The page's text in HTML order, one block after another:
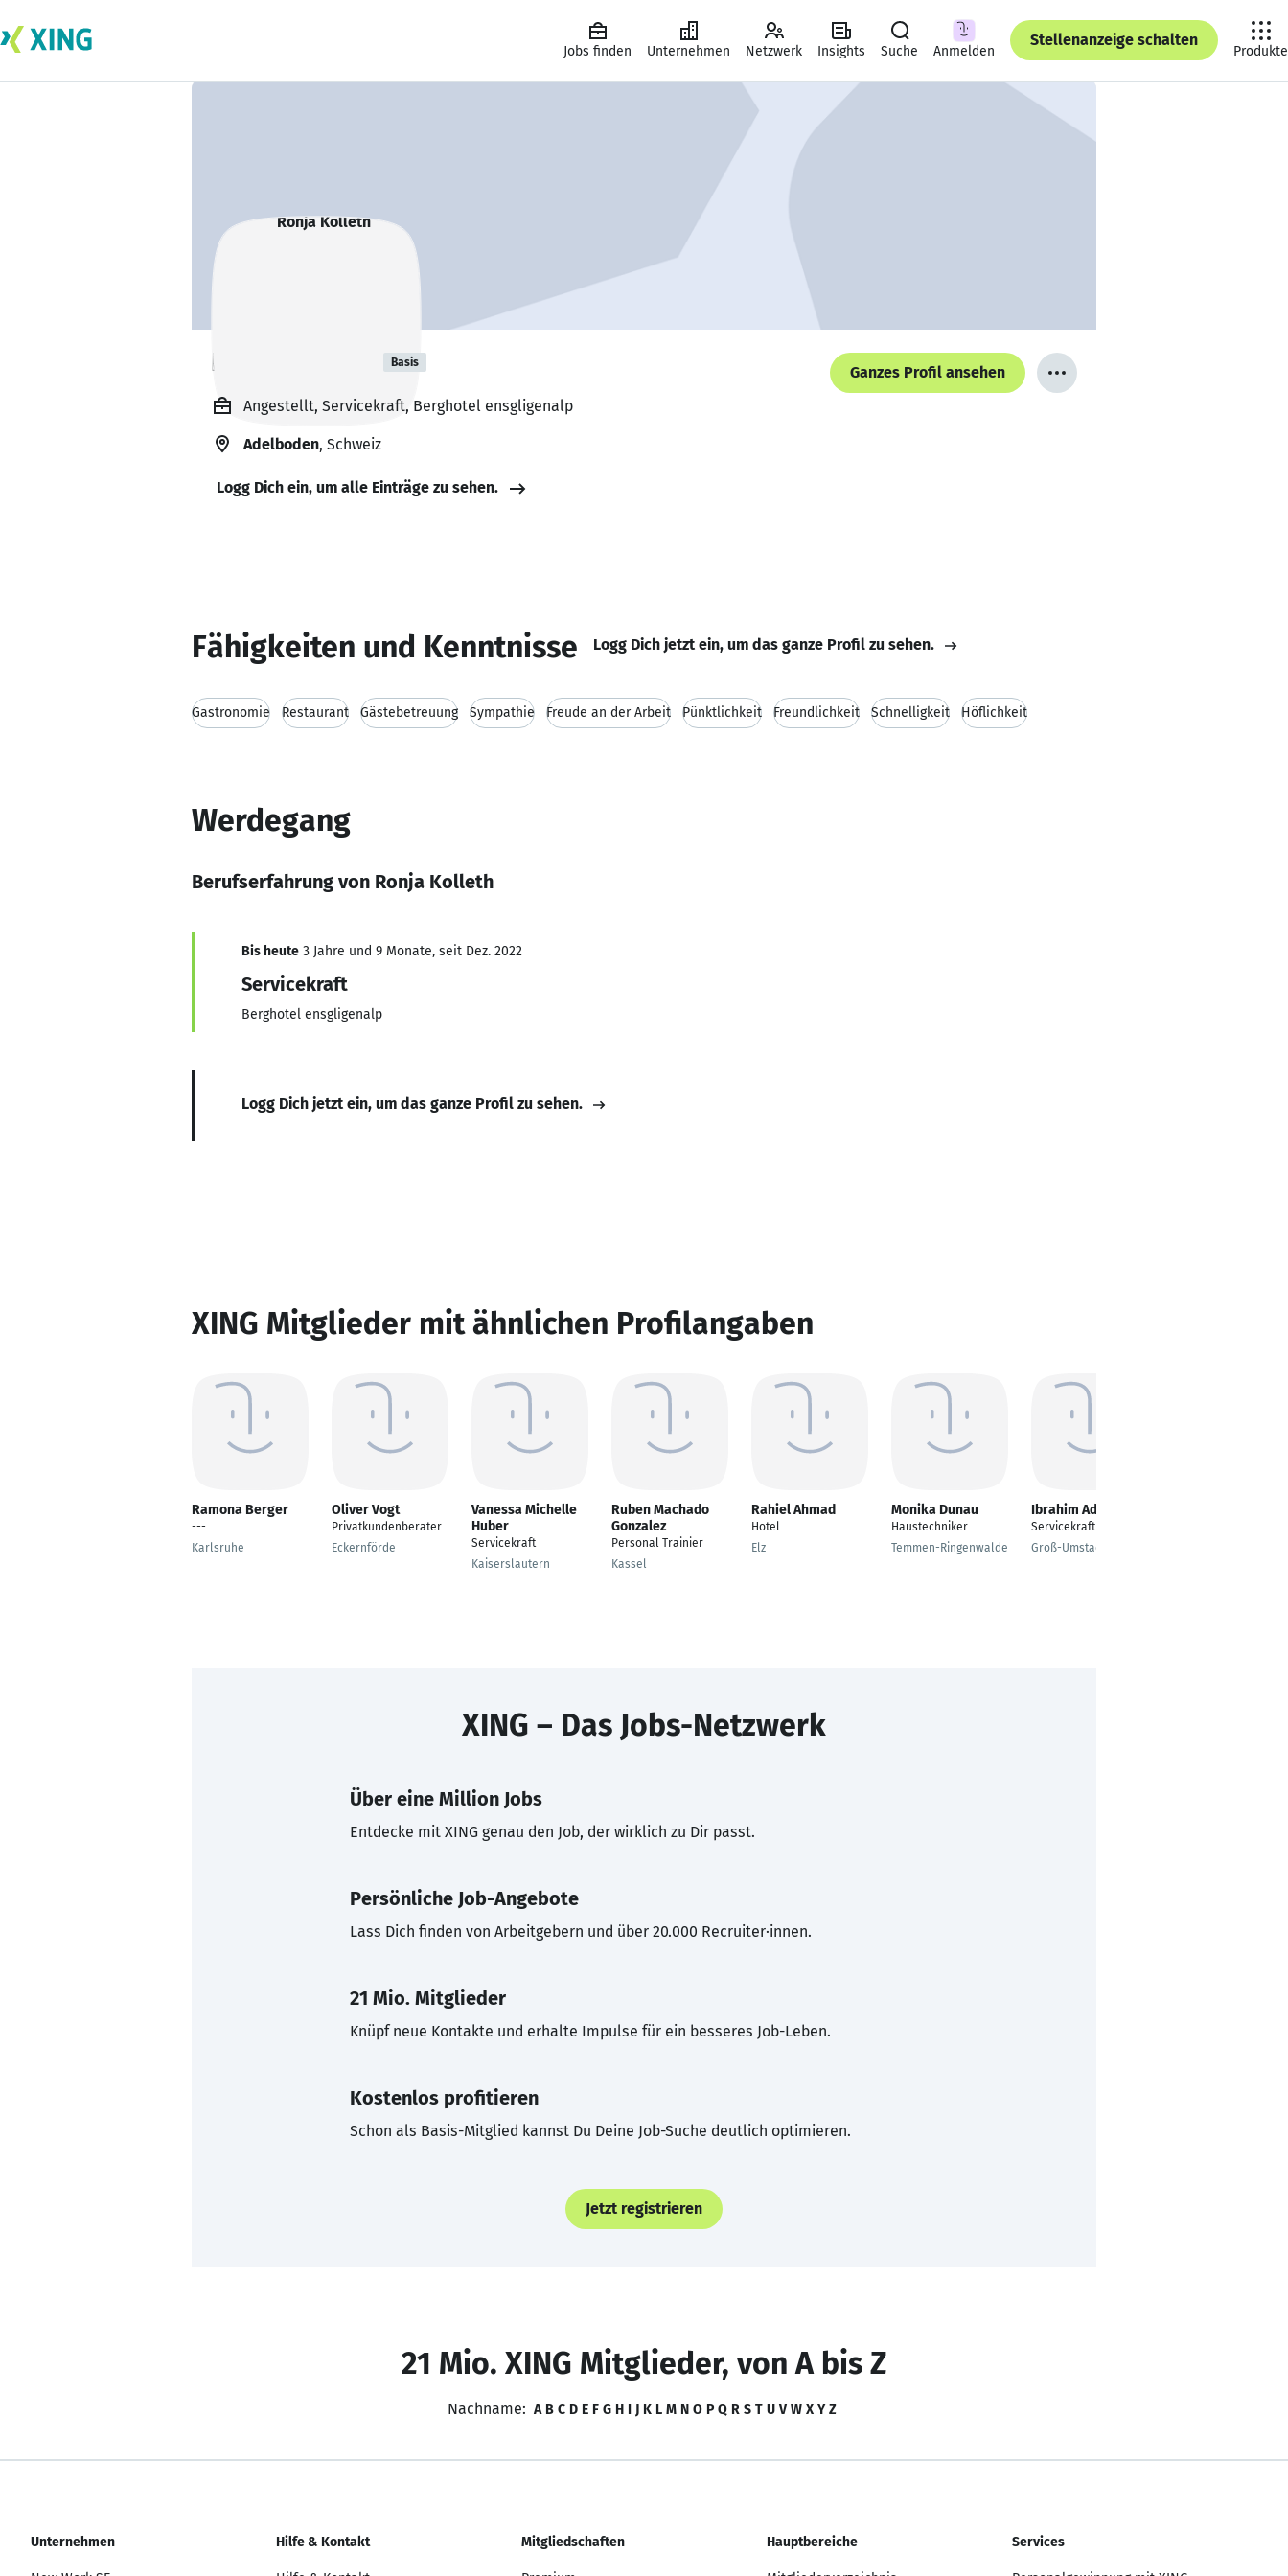
Jobs finden Unternehmen Netzwerk Insights Suche Anmelden
Stellenanzeige schalten
Produkte
Ronja Kolleth Basis
Ganzes Profil ansehen
Angestellt, Servicekraft, Berghotel ensgligenalp
Adelboden, Schweiz
Logg Dich ein, um alle Einträge zu sehen.
Fähigkeiten und Kenntnisse Logg Dich jetzt ein, um das ganze Profil zu sehen.
Gastronomie Restaurant Gästebetreuung Sympathie Freude an der Arbeit Pünktlichkeit Freundlichkeit Schnelligkeit Höflichkeit
Werdegang
Berufserfahrung von Ronja Kolleth
Bis heute 3 Jahre und 9 Monate, seit Dez. 2022
Servicekraft
Berghotel ensgligenalp
Logg Dich jetzt ein, um das ganze Profil zu sehen.
XING Mitglieder mit ähnlichen Profilangaben
Ramona Berger
---
Karlsruhe
Oliver Vogt
Privatkundenberater
Eckernförde
Vanessa Michelle
Huber
Servicekraft
Kaiserslautern
Ruben Machado
Gonzalez
Personal Trainier
Kassel
Rahiel Ahmad
Hotel
Elz
Monika Dunau
Haustechniker
Temmen-Ringenwalde
Ibrahim Adir
Servicekraft
Groß-Umstadt
XING – Das Jobs-Netzwerk
Über eine Million Jobs
Entdecke mit XING genau den Job, der wirklich zu Dir passt.
Persönliche Job-Angebote
Lass Dich finden von Arbeitgebern und über 20.000 Recruiter·innen.
21 Mio. Mitglieder
Knüpf neue Kontakte und erhalte Impulse für ein besseres Job-Leben.
Kostenlos profitieren
Schon als Basis-Mitglied kannst Du Deine Job-Suche deutlich optimieren.
Jetzt registrieren
21 Mio. XING Mitglieder, von A bis Z
Nachname: A B C D E F G H I J K L M N O P Q R S T U V W X Y Z
Unternehmen Hilfe & Kontakt Mitgliedschaften Hauptbereiche Services